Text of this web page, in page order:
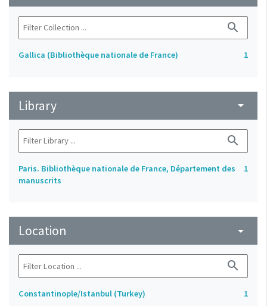
search
Gallica (Bibliothèque nationale de France) 1
Library arrow_drop_down
search
Paris. Bibliothèque nationale de France, Département des
manuscrits
1
Location arrow_drop_down
search
Constantinople/Istanbul (Turkey)
1